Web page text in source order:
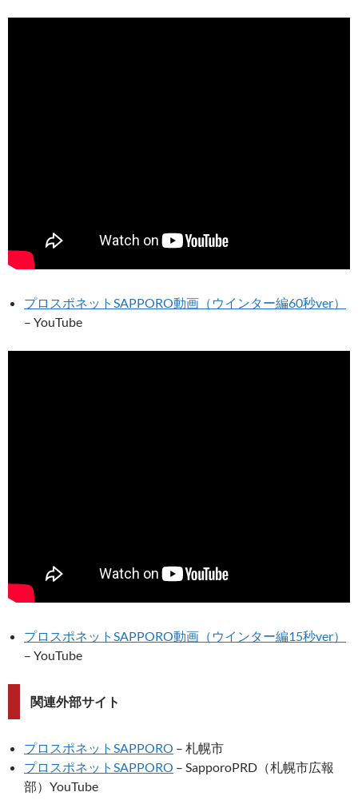
プロスポネットSAPPORO動画（ウインター編60秒ver）
– YouTube
プロスポネットSAPPORO動画（ウインター編15秒ver）
– YouTube
関連外部サイト
プロスポネットSAPPORO – 札幌市
プロスポネットSAPPORO – SapporoPRD（札幌市広報
部）YouTube